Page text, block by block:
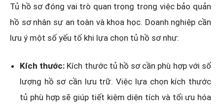
Tủ hồ sơ đóng vai trò quan trọng trong việc bảo quản
hồ sơ nhân sự an toàn và khoa học. Doanh nghiệp cần
lưu ý một số yếu tố khi lựa chọn tủ hồ sơ như:
Kích thước: Kích thước tủ hồ sơ cần phù hợp với số
lượng hồ sơ cần lưu trữ. Việc lựa chọn kích thước
tủ phù hợp sẽ giúp tiết kiệm diện tích và tối ưu hóa